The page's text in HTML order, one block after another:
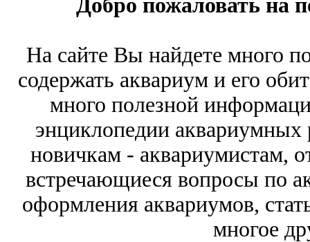
Добро пожаловать на
На сайте Вы найдете много
содержать аквариум и его
много полезной
энциклопедии аквариумных
новичкам - аквариумистам,
встречающиеся вопросы по
оформления аквариумов,
многое